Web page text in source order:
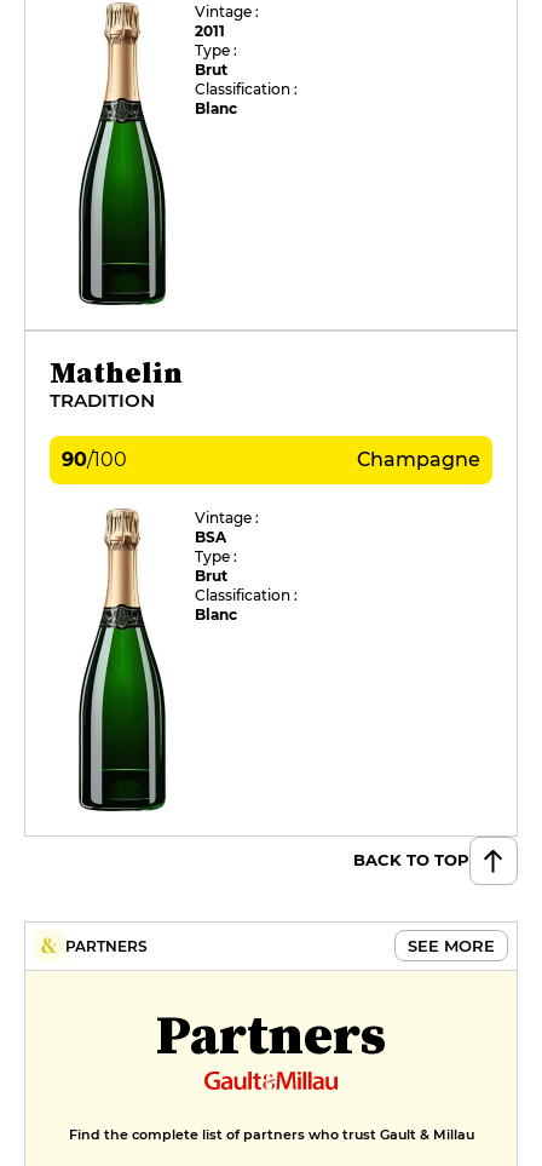
Vintage :
2011
Type :
Brut
Classification :
Blanc
Mathelin
TRADITION
90/100 Champagne
Vintage :
BSA
Type :
Brut
Classification :
Blanc
BACK TO TOP
PARTNERS SEE MORE
Partners
Find the complete list of partners who trust Gault & Millau